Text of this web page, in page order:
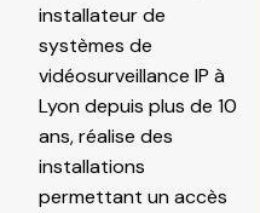
installateur de
systèmes de
vidéosurveillance IP à
Lyon depuis plus de 10
ans, réalise des
installations
permettant un accès